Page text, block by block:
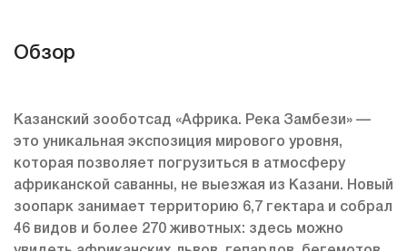
Обзор
Казанский зооботсад «Африка. Река Замбези» —
это уникальная экспозиция мирового уровня,
которая позволяет погрузиться в атмосферу
африканской саванны, не выезжая из Казани. Новый
зоопарк занимает территорию 6,7 гектара и собрал
46 видов и более 270 животных: здесь можно